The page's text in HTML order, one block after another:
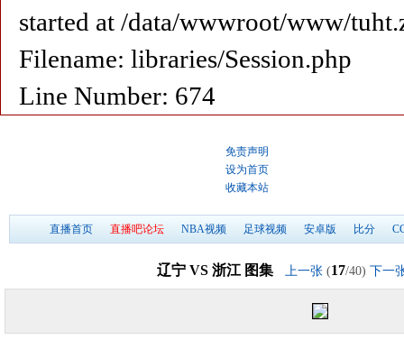
started at /data/wwwroot/www/
Filename: libraries/Session.php
Line Number: 674
免责声明
设为首页
收藏本站
直播首页 直播吧论坛 NBA视频 足球视频 安卓版 比分
辽宁 VS 浙江 图集 上一张 (17/40) 下一